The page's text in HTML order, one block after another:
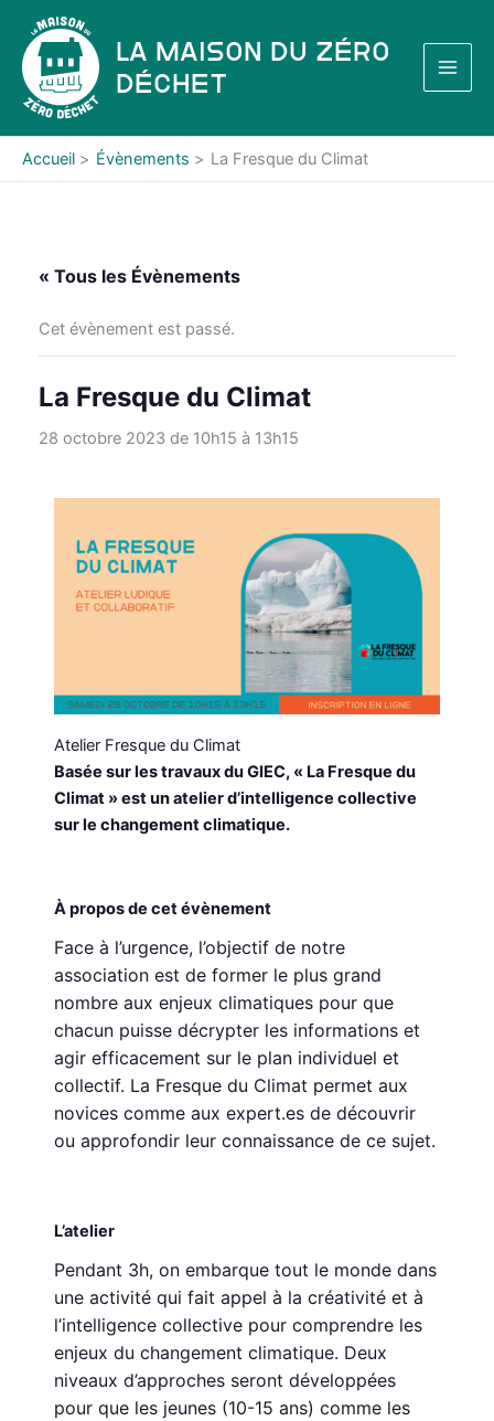
contenu
La Maison du Zéro
Déchet
Accueil Évènements La Fresque du Climat
« Tous les Évènements
Cet évènement est passé.
La Fresque du Climat
28 octobre 2023 de 10h15 à 13h15
Atelier Fresque du Climat
Basée sur les travaux du GIEC, « La Fresque du
Climat » est un atelier d’intelligence collective
sur le changement climatique.
À propos de cet évènement
Face à l’urgence, l’objectif de notre
association est de former le plus grand
nombre aux enjeux climatiques pour que
chacun puisse décrypter les informations et
agir efficacement sur le plan individuel et
collectif. La Fresque du Climat permet aux
novices comme aux expert.es de découvrir
ou approfondir leur connaissance de ce sujet.
L’atelier
Pendant 3h, on embarque tout le monde dans
une activité qui fait appel à la créativité et à
l’intelligence collective pour comprendre les
enjeux du changement climatique. Deux
niveaux d’approches seront développées
pour que les jeunes (10-15 ans) comme les